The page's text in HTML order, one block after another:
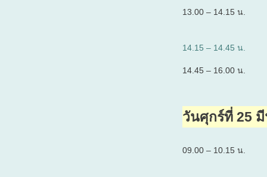
13.00 – 14.15 น.
14.15 – 14.45 น.
14.45 – 16.00 น.
วันศุกร์ที่ 25
09.00 – 10.15 น.